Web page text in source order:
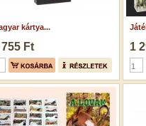
kártya...
755 Ft 1